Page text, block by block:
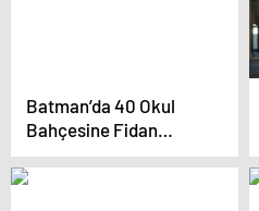
Batman’da 40 Okul
Bahçesine Fidan
Dikimi